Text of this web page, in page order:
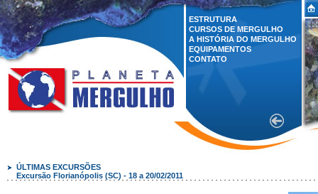
ESTRUTURA
CURSOS DE MERGULHO
A HISTÓRIA DO MERGULHO
EQUIPAMENTOS
CONTATO
ÚLTIMAS EXCURSÕES
Excursão Florianópolis (SC) - 18 a 20/02/2011